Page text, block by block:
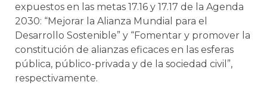
expuestos en las metas 17.16 y 17.17 de la Agenda
2030: “Mejorar la Alianza Mundial para el
Desarrollo Sostenible” y “Fomentar y promover la
constitución de alianzas eficaces en las esferas
pública, público-privada y de la sociedad civil”,
respectivamente.